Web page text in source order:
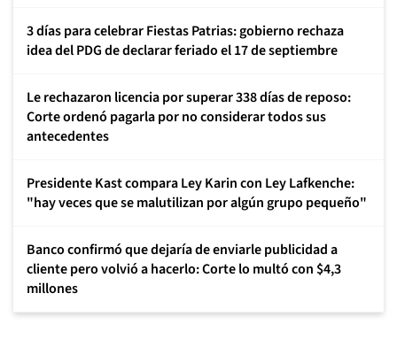
3 días para celebrar Fiestas Patrias: gobierno rechaza
idea del PDG de declarar feriado el 17 de septiembre
Le rechazaron licencia por superar 338 días de reposo:
Corte ordenó pagarla por no considerar todos sus
antecedentes
Presidente Kast compara Ley Karin con Ley Lafkenche:
"hay veces que se malutilizan por algún grupo pequeño"
Banco confirmó que dejaría de enviarle publicidad a
cliente pero volvió a hacerlo: Corte lo multó con $4,3
millones